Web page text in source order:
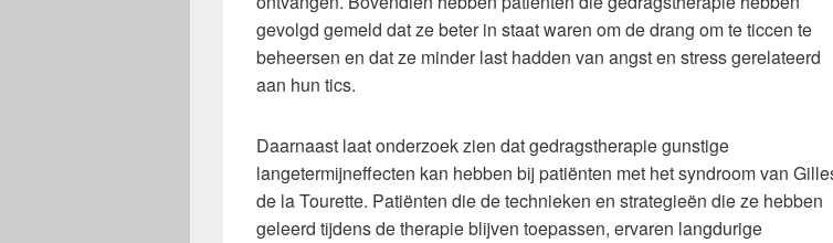
gevolgd gemeld dat ze beter in staat waren om de drang om te ticcen te
beheersen en dat ze minder last hadden van angst en stress gerelateerd
aan hun tics.
Daarnaast laat onderzoek zien dat gedragstherapie gunstige
langetermijneffecten kan hebben bij patiënten met het syndroom van
de la Tourette. Patiënten die de technieken en strategieën die ze hebben
geleerd tijdens de therapie blijven toepassen, ervaren langdurige